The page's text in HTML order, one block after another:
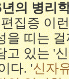
의 병리
집증 이
을 띠는
고 있는 '
다. '신자